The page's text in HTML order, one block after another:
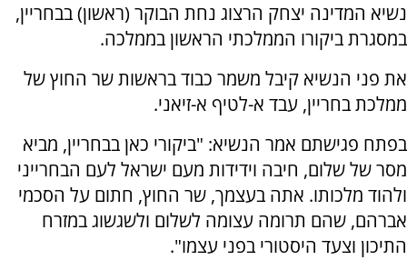
נשיא המדינה יצחק הרצוג נחת הבוקר (ראשון) בבחריין,
במסגרת ביקורו הממלכתי הראשון בממלכה.
את פני הנשיא קיבל משמר כבוד בראשות שר החוץ של
ממלכת בחריין, עבד א-לטיף א-זיאני.
בפתח פגישתם אמר הנשיא: "ביקורי כאן בבחריין, מביא
מסר של שלום, חיבה וידידות מעם ישראל לעם הבחרייני
ולהוד מלכותו. אתה בעצמך, שר החוץ, חתום על הסכמי
אברהם, שהם תרומה עצומה לשלום ולשגשוג במזרח
התיכון וצעד היסטורי בפני עצמו".